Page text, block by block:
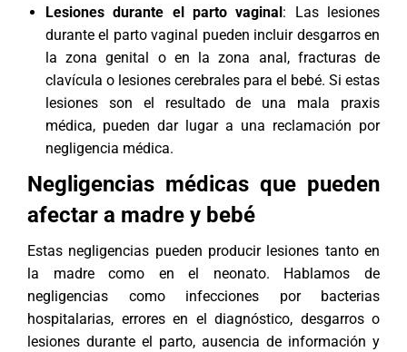
Lesiones durante el parto vaginal: Las lesiones
durante el parto vaginal pueden incluir desgarros en
la zona genital o en la zona anal, fracturas de
clavícula o lesiones cerebrales para el bebé. Si estas
lesiones son el resultado de una mala praxis
médica, pueden dar lugar a una reclamación por
negligencia médica.
Negligencias médicas que pueden
afectar a madre y bebé
Estas negligencias pueden producir lesiones tanto en
la madre como en el neonato. Hablamos de
negligencias como infecciones por bacterias
hospitalarias, errores en el diagnóstico, desgarros o
lesiones durante el parto, ausencia de información y